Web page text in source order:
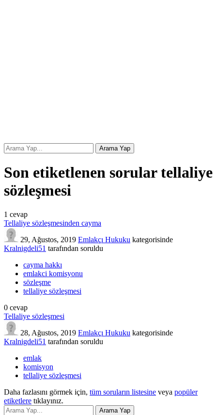
Son etiketlenen sorular tellaliye
sözleşmesi
1 cevap
Tellaliye sözleşmesinden cayma
29, Ağustos, 2019 Emlakçı Hukuku kategorisinde
Kralnigdeli51 tarafından soruldu
cayma hakkı
emlakci komisyonu
sözleşme
tellaliye sözleşmesi
0 cevap
Tellaliye sözleşmesi
28, Ağustos, 2019 Emlakçı Hukuku kategorisinde
Kralnigdeli51 tarafından soruldu
emlak
komisyon
tellaliye sözleşmesi
Daha fazlasını görmek için, tüm soruların listesine veya popüler
etiketlere tıklayınız.